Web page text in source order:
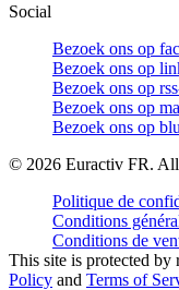
Social
Bezoek ons op
Bezoek ons op
Bezoek ons op
Bezoek ons op
Bezoek ons op
© 2026 Euractiv FR.
Politique de
Conditions
Conditions de
This site is protected
Policy and Terms of